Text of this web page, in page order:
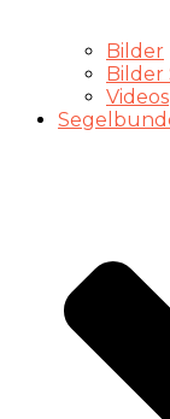
Bilder
Bilder
Videos